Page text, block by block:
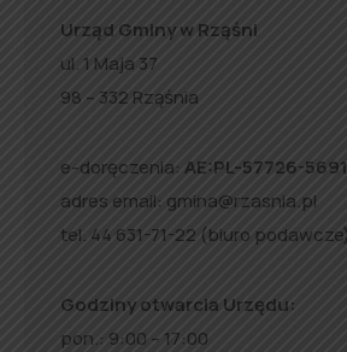
Urząd Gminy w Rząśni
ul. 1 Maja 37
98 – 332 Rząśnia
e-doręczenia: AE:PL-57726-
adres email: gmina@rzasnia.pl
tel. 44 631-71-22 (biuro podawcze)
Godziny otwarcia Urzędu:
pon.: 9:00 – 17:00